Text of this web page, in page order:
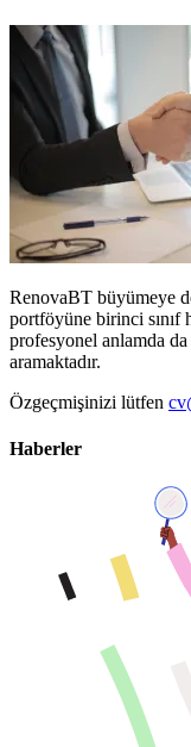
RenovaBT büyümeye
portföyüne birinci sınıf
profesyonel anlamda
aramaktadır.
Özgeçmişinizi lütfen
Haberler